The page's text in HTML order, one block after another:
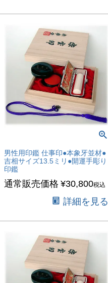
男性用印鑑 仕事印●本象牙並材●
吉相サイズ13.5ミリ●開運手彫り
印鑑
通常販売価格 ¥30,800税込
詳細を見る